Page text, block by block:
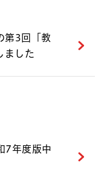
第3回「教
ました
7年度版中